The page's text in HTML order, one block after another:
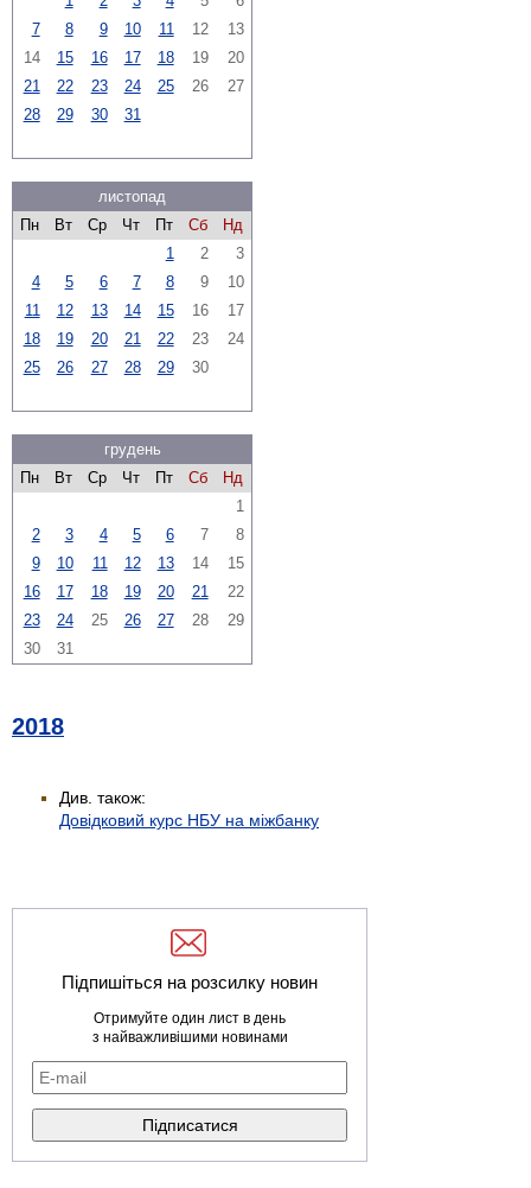
7
8 9 10 11 12
13
14
15 16 17 18 19
20
21
22 23 24 25 26
27
28
29 30 31
листопад
Пн
Вт Ср Чт Пт Сб
Нд
1
2
3
4
5 6 7 8 9
10
11
12 13 14 15 16
17
18
19 20 21 22 23
24
25
26 27 28 29 30
грудень
Пн
Вт Ср Чт Пт Сб
Нд
1
2
3 4 5 6 7
8
9
10 11 12 13 14
15
16
17 18 19 20 21
22
23
24 25 26 27 28
29
30
31
2018
Див. також:
Довідковий курс НБУ на міжбанку
Підпишіться на розсилку новин
Отримуйте один лист в день
з найважливішими новинами